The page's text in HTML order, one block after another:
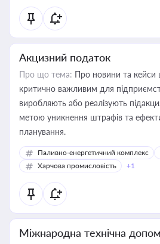
Акцизний податок
Про що тема: Про новини та кейси
критично важливим для
виробляють або реалізують
метою уникнення штрафів та
планування.
Паливно-енергетичний комплекс
Харчова промисловість
+1
Міжнародна технічна